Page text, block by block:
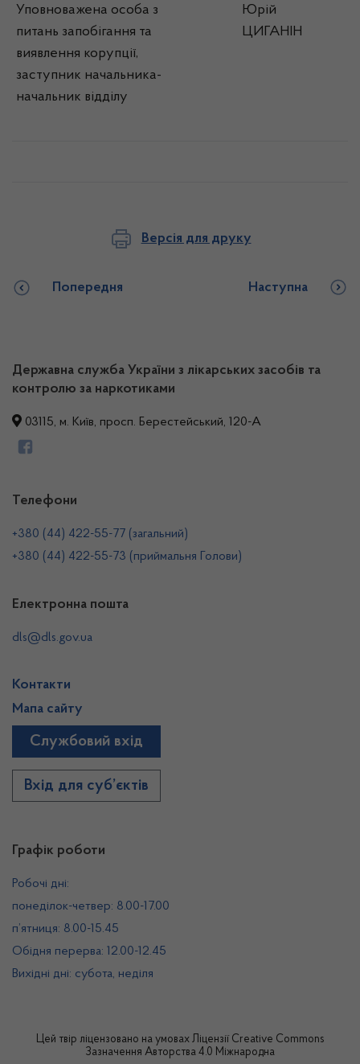
Уповноважена особа з
питань запобігання та
виявлення корупції,
заступник начальника-
начальник відділу
Юрій
ЦИГАНІН
Версія для друку
Попередня Наступна
Державна служба України з лікарських засобів та
контролю за наркотиками
03115, м. Київ, просп. Берестейський, 120-А
Графік роботи
Робочі дні:
понеділок-четвер: 8.00-17.00
п’ятниця: 8.00-15.45
Обідня перерва: 12.00-12.45
Вихідні дні: субота, неділя
Телефони
+380 (44) 422-55-77 (загальний)
+380 (44) 422-55-73 (приймальня Голови)
Електронна пошта
dls@dls.gov.ua
Контакти
Мапа сайту
Службовий вхід
Вхід для суб’єктів
Цей твір ліцензовано на умовах Ліцензії Creative Commons
Зазначення Авторства 4.0 Міжнародна